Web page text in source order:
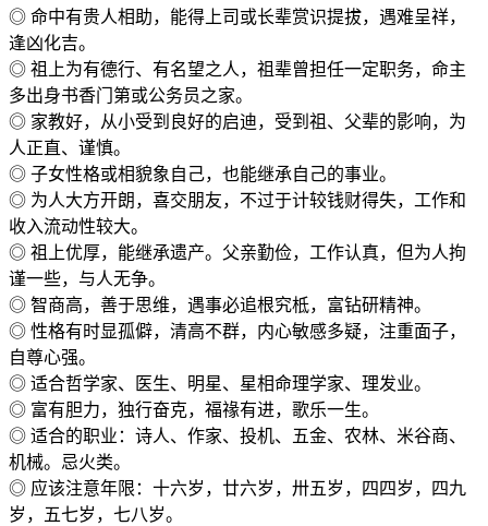
◎ 命中有贵人相助，能得上司或长辈赏识提拔，遇难呈祥，
逢凶化吉。
◎ 祖上为有德行、有名望之人，祖辈曾担任一定职务，命主
多出身书香门第或公务员之家。
◎ 家教好，从小受到良好的启迪，受到祖、父辈的影响，为
人正直、谨慎。
◎ 子女性格或相貌象自己，也能继承自己的事业。
◎ 为人大方开朗，喜交朋友，不过于计较钱财得失，工作和
收入流动性较大。
◎ 祖上优厚，能继承遗产。父亲勤俭，工作认真，但为人拘
谨一些，与人无争。
◎ 智商高，善于思维，遇事必追根究柢，富钻研精神。
◎ 性格有时显孤僻，清高不群，内心敏感多疑，注重面子，
自尊心强。
◎ 适合哲学家、医生、明星、星相命理学家、理发业。
◎ 富有胆力，独行奋克，福禒有进，歌乐一生。
◎ 适合的职业：诗人、作家、投机、五金、农林、米谷商、
机械。忌火类。
◎ 应该注意年限：十六岁，廿六岁，卅五岁，四四岁，四九
岁，五七岁，七八岁。